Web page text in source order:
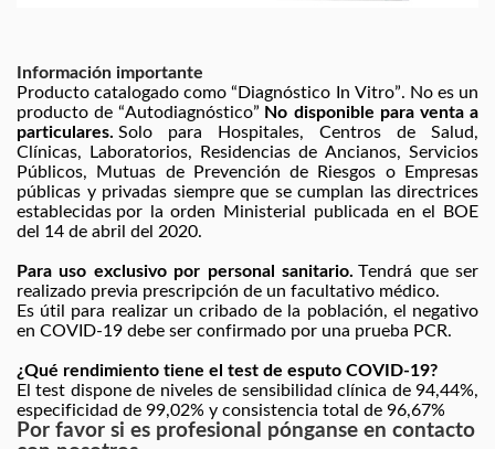
Información importante
Producto catalogado como “Diagnóstico In Vitro”. No es un
producto de “Autodiagnóstico” No disponible para venta a
particulares. Solo para Hospitales, Centros de Salud,
Clínicas, Laboratorios, Residencias de Ancianos, Servicios
Públicos, Mutuas de Prevención de Riesgos o Empresas
establecidas por la orden Ministerial publicada en el BOE
del 14 de abril del 2020.
Para uso exclusivo por personal sanitario. Tendrá que ser
realizado previa prescripción de un facultativo médico.
Es útil para realizar un cribado de la población, el negativo
en COVID-19 debe ser confirmado por una prueba PCR.
¿Qué rendimiento tiene el test de esputo COVID-19?
E l test dispone de niveles de sensibilidad clínica de 94,44%,
especificidad de 99,02% y consistencia total de 96,67%
Por favor si es profesional pónganse en contacto